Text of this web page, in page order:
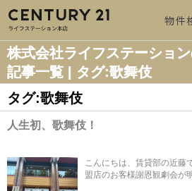
物件
株式会社ライフステーショ
記事一覧 | タグ:歌舞伎
タグ:歌舞伎
人生初、歌舞伎！
こんにちは、賃貸部の近藤
盟店のお客様謝恩観劇会が